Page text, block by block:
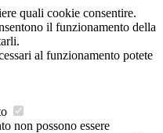
quali cookie consentire.
il funzionamento della
al funzionamento potete
non possono essere